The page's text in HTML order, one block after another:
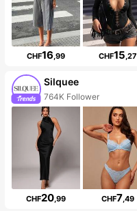
CHF16,99 CHF15,27
Silquee
764K Follower
CHF20,99 CHF7,49